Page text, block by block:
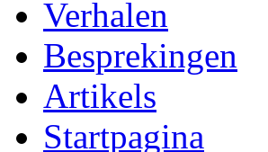
Verhalen
Besprekingen
Artikels
Startpagina